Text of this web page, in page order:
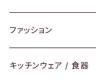
チェア / スツール
ダイニングセット / ダイ
ペンダントライト
テーブルランプ / デスク
ファッション
アクセサリー
キッチンウェア / 食器